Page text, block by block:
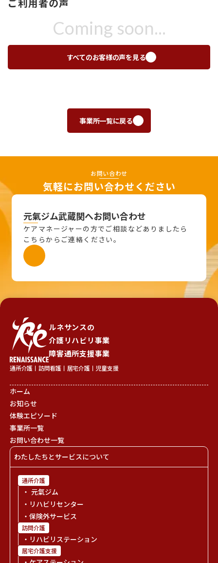
Coming soon...
すべてのお客様の声を見る
事業所一覧に戻る
お問い合わせ
気軽にお問い合わせください
元氣ジム武蔵関へお問い合わせ
ケアマネージャーの方でご相談などありましたら
こちらからご連絡ください。
ルネサンスの
介護リハビリ事業
障害通所支援事業
通所介護丨訪問看護丨居宅介護丨児童支援
ホーム
お知らせ
体験エピソード
事業所一覧
お問い合わせ一覧
わたしたちとサービスについて
通所介護
・ 元氣ジム
・リハビリセンター
・保険外サービス
訪問介護
・リハビリステーション
居宅介護支援